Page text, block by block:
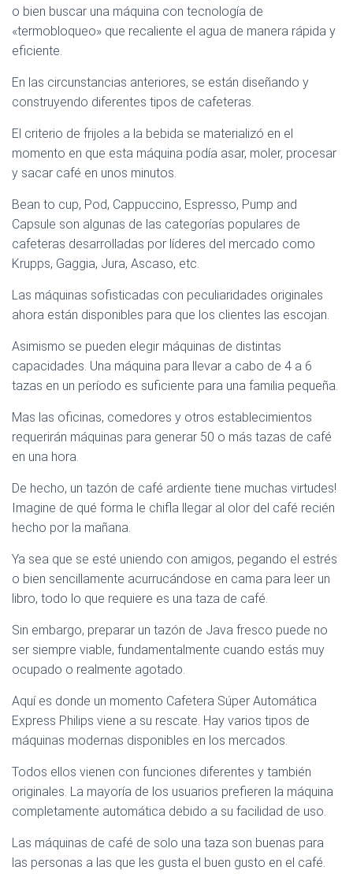
o bien buscar una máquina con tecnología de
«termobloqueo» que recaliente el agua de manera rápida y
eficiente.
En las circunstancias anteriores, se están diseñando y
construyendo diferentes tipos de cafeteras.
El criterio de frijoles a la bebida se materializó en el
momento en que esta máquina podía asar, moler, procesar
y sacar café en unos minutos.
Bean to cup, Pod, Cappuccino, Espresso, Pump and
Capsule son algunas de las categorías populares de
cafeteras desarrolladas por líderes del mercado como
Krupps, Gaggia, Jura, Ascaso, etc.
Las máquinas sofisticadas con peculiaridades originales
ahora están disponibles para que los clientes las escojan.
Asimismo se pueden elegir máquinas de distintas
capacidades. Una máquina para llevar a cabo de 4 a 6
tazas en un período es suficiente para una familia pequeña.
Mas las oficinas, comedores y otros establecimientos
requerirán máquinas para generar 50 o más tazas de café
en una hora.
De hecho, un tazón de café ardiente tiene muchas virtudes!
Imagine de qué forma le chifla llegar al olor del café recién
hecho por la mañana.
Ya sea que se esté uniendo con amigos, pegando el estrés
o bien sencillamente acurrucándose en cama para leer un
libro, todo lo que requiere es una taza de café.
Sin embargo, preparar un tazón de Java fresco puede no
ser siempre viable, fundamentalmente cuando estás muy
ocupado o realmente agotado.
Aquí es donde un momento Cafetera Súper Automática
Express Philips viene a su rescate. Hay varios tipos de
máquinas modernas disponibles en los mercados.
Todos ellos vienen con funciones diferentes y también
originales. La mayoría de los usuarios prefieren la máquina
completamente automática debido a su facilidad de uso.
Las máquinas de café de solo una taza son buenas para
las personas a las que les gusta el buen gusto en el café.